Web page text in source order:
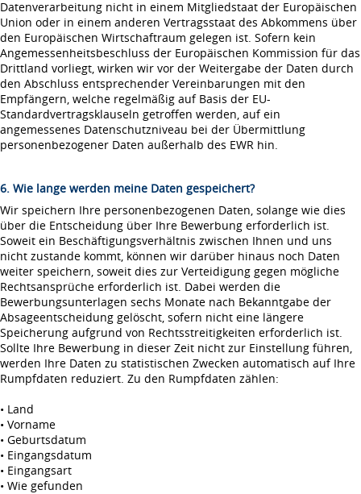
Datenverarbeitung nicht in einem Mitgliedstaat der Europäischen
Union oder in einem anderen Vertragsstaat des Abkommens über
den Europäischen Wirtschaftraum gelegen ist. Sofern kein
Angemessenheitsbeschluss der Europäischen Kommission für das
Drittland vorliegt, wirken wir vor der Weitergabe der Daten durch
den Abschluss entsprechender Vereinbarungen mit den
Empfängern, welche regelmäßig auf Basis der EU-
Standardvertragsklauseln getroffen werden, auf ein
angemessenes Datenschutzniveau bei der Übermittlung
personenbezogener Daten außerhalb des EWR hin.
6. Wie lange werden meine Daten gespeichert?
Wir speichern Ihre personenbezogenen Daten, solange wie dies
über die Entscheidung über Ihre Bewerbung erforderlich ist.
Soweit ein Beschäftigungsverhältnis zwischen Ihnen und uns
nicht zustande kommt, können wir darüber hinaus noch Daten
weiter speichern, soweit dies zur Verteidigung gegen mögliche
Rechtsansprüche erforderlich ist. Dabei werden die
Bewerbungsunterlagen sechs Monate nach Bekanntgabe der
Absageentscheidung gelöscht, sofern nicht eine längere
Speicherung aufgrund von Rechtsstreitigkeiten erforderlich ist.
Sollte Ihre Bewerbung in dieser Zeit nicht zur Einstellung führen,
werden Ihre Daten zu statistischen Zwecken automatisch auf Ihre
Rumpfdaten reduziert. Zu den Rumpfdaten zählen:
• Land
• Vorname
• Geburtsdatum
• Eingangsdatum
• Eingangsart
• Wie gefunden